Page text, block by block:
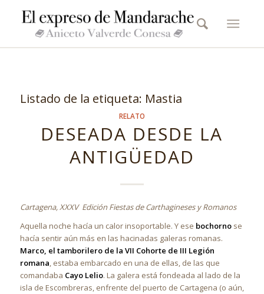
Listado de la etiqueta: Mastia
RELATO
DESEADA DESDE LA
ANTIGÜEDAD
Cartagena, XXXV Edición Fiestas de Carthagineses y Romanos
Aquella noche hacía un calor insoportable. Y ese bochornose
hacía sentir aún más en las hacinadas galeras romanas.
Marco, el tamborilero de la VII Cohorte de III Legión
romana, estaba embarcado en una de ellas, de las que
comandaba Cayo Lelio. La galera está fondeada al lado de la
isla de Escombreras, enfrente del puerto de Cartagena (o aún,